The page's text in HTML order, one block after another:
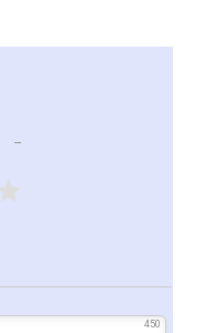
450